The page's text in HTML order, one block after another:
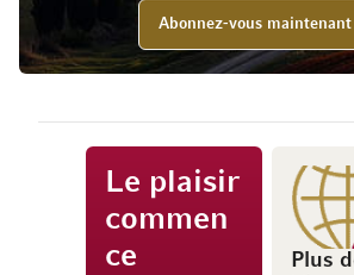
Abonnez-vous maintenant
Le plaisir
commen
ce
Plus